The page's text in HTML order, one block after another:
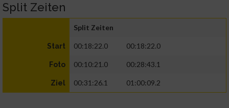
Split Zeiten
Split Zeiten
Start 00:18:22.0 00:18:22.0
Foto 00:10:21.0 00:28:43.1
Ziel 00:31:26.1 01:00:09.2